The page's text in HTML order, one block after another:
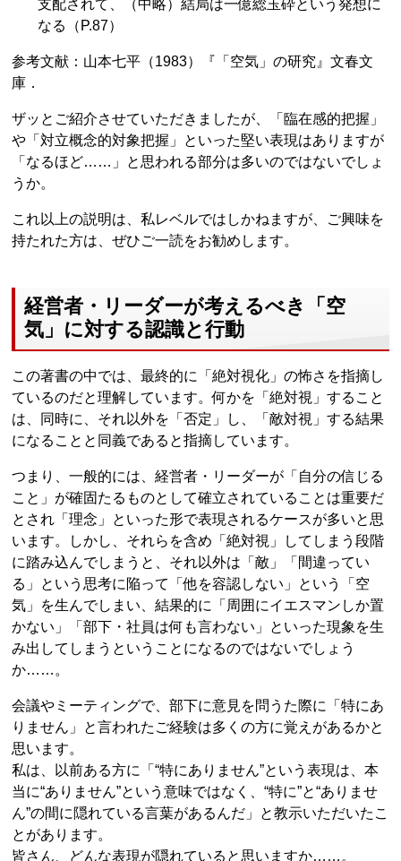
支配されて、（中略）結局は一億総玉砕という発想に
なる（P.87）
参考文献：山本七平（1983）『「空気」の研究』文春文
庫．
ザッとご紹介させていただきましたが、「臨在感的把握」
や「対立概念的対象把握」といった堅い表現はありますが
「なるほど……」と思われる部分は多いのではないでしょ
うか。
これ以上の説明は、私レベルではしかねますが、ご興味を
持たれた方は、ぜひご一読をお勧めします。
経営者・リーダーが考えるべき「空
気」に対する認識と行動
この著書の中では、最終的に「絶対視化」の怖さを指摘し
ているのだと理解しています。何かを「絶対視」すること
は、同時に、それ以外を「否定」し、「敵対視」する結果
になることと同義であると指摘しています。
つまり、一般的には、経営者・リーダーが「自分の信じる
こと」が確固たるものとして確立されていることは重要だ
とされ「理念」といった形で表現されるケースが多いと思
います。しかし、それらを含め「絶対視」してしまう段階
に踏み込んでしまうと、それ以外は「敵」「間違ってい
る」という思考に陥って「他を容認しない」という「空
気」を生んでしまい、結果的に「周囲にイエスマンしか置
かない」「部下・社員は何も言わない」といった現象を生
み出してしまうということになるのではないでしょう
か……。
会議やミーティングで、部下に意見を問うた際に「特にあ
りません」と言われたご経験は多くの方に覚えがあるかと
思います。
私は、以前ある方に「“特にありません”という表現は、本
当に“ありません”という意味ではなく、“特に”と“ありませ
ん”の間に隠れている言葉があるんだ」と教示いただいたこ
とがあります。
皆さん、どんな表現が隠れていると思いますか……。